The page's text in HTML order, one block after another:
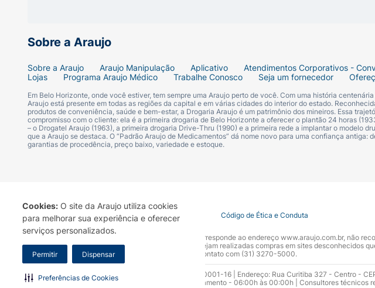
Cookies: O site da Araujo utiliza cookies
para melhorar sua experiência e oferecer
serviços personalizados.
Permitir Dispensar
Preferências de Cookies
Sobre a Araujo
Sobre a Araujo Araujo Manipulação Aplicativo Atendimentos Corporativos -
Lojas
Programa Araujo Médico Trabalhe Conosco Seja um fornecedor
Em Belo Horizonte, onde você estiver, tem sempre uma Araujo perto de você. Com uma história
Araujo está presente em todas as regiões da capital e em várias cidades do interior do estado.
produtos de conveniência, saúde e bem-estar, a Drogaria Araujo é um patrimônio dos mineiros. Essa
compromisso com o cliente: ela é a primeira drogaria de Belo Horizonte a oferecer o plantão 24 horas
– o Drogatel Araujo (1963), a primeira drogaria Drive-Thru (1990) e a primeira rede a implantar o modelo
que a Araujo se destaca. O “Padrão Araujo de Medicamentos” dá nome novo para uma confiança
garantias de procedência, preço baixo, variedade e estoque.
Termo de Uso Portal da Privacidade Covid-19 Código de Ética e Conduta
A Drogaria Araujo S/A informa que o seu site oficial corresponde ao endereço www.araujo.com.br, não
marca. Para sua segurança recomendamos que não sejam realizadas compras em sites desconhecidos
Araujo S.A. Em caso de dúvidas, gentileza entrar em contato com (31) 3270-5000.
Razão Social: Drogaria Araujo S.A | CNPJ: 17.256.512.0001-16 | Endereço: Rua Curitiba 327 - Centro -
0300.313.1010 e (31) 3270-5000 Horário de funcionamento - 06:00h às 00:00h | Consultores técnicos